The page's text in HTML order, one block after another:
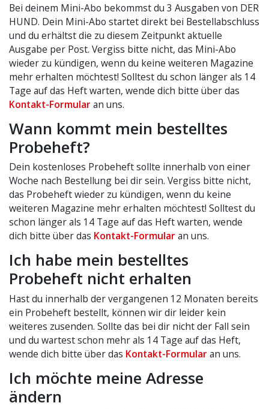
Bei deinem Mini-Abo bekommst du 3 Ausgaben von DER
HUND. Dein Mini-Abo startet direkt bei Bestellabschluss
und du erhältst die zu diesem Zeitpunkt aktuelle
Ausgabe per Post. Vergiss bitte nicht, das Mini-Abo
wieder zu kündigen, wenn du keine weiteren Magazine
mehr erhalten möchtest! Solltest du schon länger als 14
Tage auf das Heft warten, wende dich bitte über das
Kontakt-Formularan uns.
Wann kommt mein bestelltes
Probeheft?
Dein kostenloses Probeheft sollte innerhalb von einer
Woche nach Bestellung bei dir sein. Vergiss bitte nicht,
das Probeheft wieder zu kündigen, wenn du keine
weiteren Magazine mehr erhalten möchtest! Solltest du
schon länger als 14 Tage auf das Heft warten, wende
dich bitte über das Kontakt-Formularan uns.
Ich habe mein bestelltes
Probeheft nicht erhalten
Hast du innerhalb der vergangenen 12 Monaten bereits
ein Probeheft bestellt, können wir dir leider kein
weiteres zusenden. Sollte das bei dir nicht der Fall sein
und du wartest schon mehr als 14 Tage auf das Heft,
wende dich bitte über das Kontakt-Formularan uns.
Ich möchte meine Adresse
ändern